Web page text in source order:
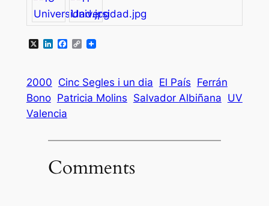
X LinkedIn
Facebook
Copy
2000 Cinc Segles i un dia El País Ferrán
Bono Patricia Molins Salvador Albiñana UV
Valencia
Comments